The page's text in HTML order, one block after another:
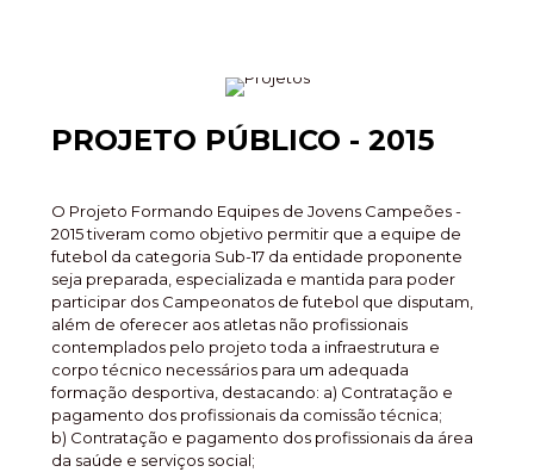
PROJETO PÚBLICO - 2015
O Projeto Formando Equipes de Jovens Campeões -
2015 tiveram como objetivo permitir que a equipe de
futebol da categoria Sub-17 da entidade proponente
seja preparada, especializada e mantida para poder
participar dos Campeonatos de futebol que disputam,
além de oferecer aos atletas não profissionais
contemplados pelo projeto toda a infraestrutura e
corpo técnico necessários para um adequada
formação desportiva, destacando: a) Contratação e
pagamento dos profissionais da comissão técnica;
b) Contratação e pagamento dos profissionais da área
da saúde e serviços social;